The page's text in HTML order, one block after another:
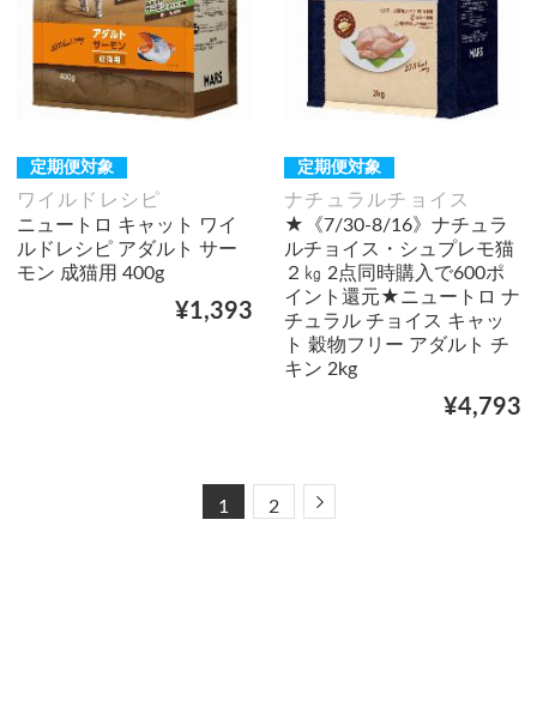
定期便対象
ワイルドレシピ
ニュートロ キャット ワイ
ルドレシピ アダルト サー
モン 成猫用 400g
¥1,393
定期便対象
ナチュラルチョイス
★《7/30-8/16》ナチュラ
ルチョイス・シュプレモ猫
２㎏ 2点同時購入で600ポ
イント還元★ニュートロ ナ
チュラル チョイス キャッ
ト 穀物フリー アダルト チ
キン 2kg
¥4,793
1 2 Next